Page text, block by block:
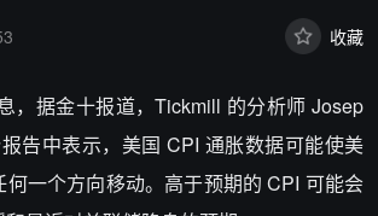
收藏
，据金十报道，Tickmill 的分析师 Josep
告中表示，美国 CPI 通胀数据可能使美
何一个方向移动。高于预期的 CPI 可能会